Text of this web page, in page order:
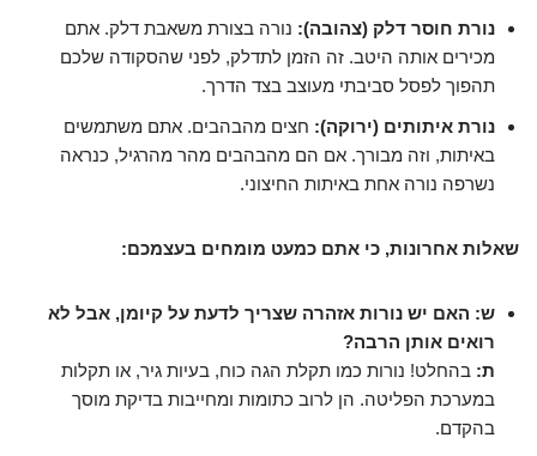
נורת חוסר דלק (צהובה): נורה בצורת משאבת דלק. אתם
מכירים אותה היטב. זה הזמן לתדלק, לפני שהסקודה שלכם
תהפוך לפסל סביבתי מעוצב בצד הדרך.
נורת איתותים (ירוקה): חצים מהבהבים. אתם משתמשים
באיתות, וזה מבורך. אם הם מהבהבים מהר מהרגיל, כנראה
נשרפה נורה אחת באיתות החיצוני.
שאלות אחרונות, כי אתם כמעט מומחים בעצמכם:
ש: האם יש נורות אזהרה שצריך לדעת על קיומן, אבל לא
רואים אותן הרבה?
ת: בהחלט! נורות כמו תקלת הגה כוח, בעיות גיר, או תקלות
במערכת הפליטה. הן לרוב כתומות ומחייבות בדיקת מוסך
בהקדם.